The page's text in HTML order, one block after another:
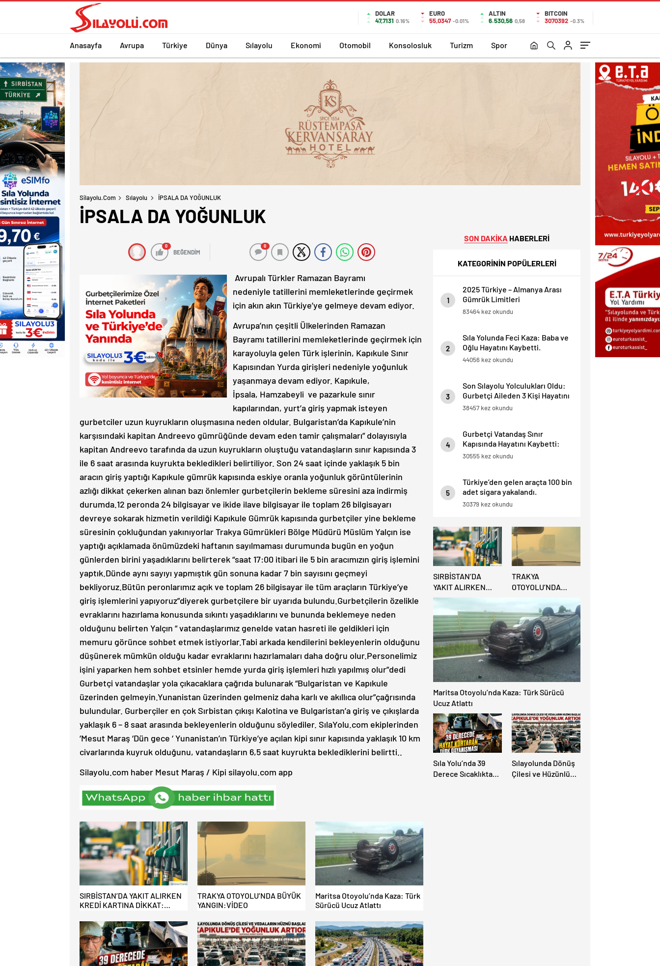
DOLAR
47,7131 0.16%
EURO
55,0347 -0.01%
ALTIN
6.530,56 0,58
BITCOIN
3070392 -0.3%
Anasayfa Avrupa Türkiye Dünya Sılayolu Ekonomi Otomobil Konsolosluk Turizm Spor
Silayolu.com Sılayolu İPSALA DA YOĞUNLUK
İPSALA DA YOĞUNLUK
0
BEĞENDİM
0
Avrupalı Türkler Ramazan Bayramı
nedeniyle tatillerini memleketlerinde geçirmek
için akın akın Türkiye’ye gelmeye devam ediyor.
Avrupa’nın çeşitli Ülkelerinden Ramazan
Bayramı tatillerini memleketlerinde geçirmek için
karayoluyla gelen Türk işlerinin, Kapıkule Sınır
Kapısından Yurda girişleri nedeniyle yoğunluk
yaşanmaya devam ediyor. Kapıkule,
İpsala, Hamzabeyli ve pazarkule sınır
kapılarından, yurt’a giriş yapmak isteyen
gurbetciler uzun kuyrukların oluşmasına neden oldular. Bulgaristan’da Kapıkule’nin
karşısındaki kapitan Andreevo gümrüğünde devam eden tamir çalışmaları” dolayısıyla
kapitan Andreevo tarafında da uzun kuyrukların oluştuğu vatandaşların sınır kapısında 3
ile 6 saat arasında kuyrukta bekledikleri belirtiliyor. Son 24 saat içinde yaklaşık 5 bin
aracın giriş yaptığı Kapıkule gümrük kapısında eskiye oranla yoğunluk görüntülerinin
azlığı dikkat çekerken alınan bazı önlemler gurbetçilerin bekleme süresini aza indirmiş
durumda.12 peronda 24 bilgisayar ve ikide ilave bilgisayar ile toplam 26 bilgisayarı
devreye sokarak hizmetin verildiği Kapıkule Gümrük kapısında gurbetçiler yine bekleme
süresinin çokluğundan yakınıyorlar Trakya Gümrükleri Bölge Müdürü Müslüm Yalçın ise
yaptığı açıklamada önümüzdeki haftanın sayılmaması durumunda bugün en yoğun
günlerden birini yaşadıklarını belirterek “saat 17:00 itibari ile 5 bin aracımızın giriş işlemini
yaptık.Dünde aynı sayıyı yapmıştık gün sonuna kadar 7 bin sayısını geçmeyi
bekliyoruz.Bütün peronlarımız açık ve toplam 26 bilgisayar ile tüm araçların Türkiye’ye
giriş işlemlerini yapıyoruz”diyerek gurbetçilere bir uyarıda bulundu.Gurbetçilerin özelikle
evraklarını hazırlama konusunda sıkıntı yaşadıklarını ve bununda beklemeye neden
olduğunu belirten Yalçın “ vatandaşlarımız genelde vatan hasreti ile geldikleri için
memuru görünce sohbet etmek istiyorlar.Tabi arkada kendilerini bekleyenlerin olduğunu
düşünerek mümkün olduğu kadar evraklarını hazırlamaları daha doğru olur.Personelimiz
işini yaparken hem sohbet etsinler hemde yurda giriş işlemleri hızlı yapılmış olur”dedi
Gurbetçi vatandaşlar yola çıkacaklara çağrıda bulunarak “Bulgaristan ve Kapıkule
üzerinden gelmeyin.Yunanistan üzerinden gelmeniz daha karlı ve akıllıca olur”çağrısında
bulundular. Gurberçiler en çok Sırbistan çıkışı Kalotina ve Bulgaristan’a giriş ve çıkışlarda
yaklaşık 6 – 8 saat arasında bekleyenlerin olduğunu söylediler. SılaYolu.com ekiplerinden
‘Mesut Maraş ‘Dün gece ‘ Yunanistan’ın Türkiye’ye açılan kipi sınır kapısında yaklaşık 10 km
civarlarında kuyruk olduğunu, vatandaşların 6,5 saat kuyrukta beklediklerini belirtti..
Silayolu.com haber Mesut Maraş / Kipi silayolu.com app
SIRBİSTAN’DA YAKIT ALIRKEN
KREDİ KARTINA DİKKAT:
TRAKYA OTOYOLU’NDA BÜYÜK
YANGIN:VİDEO
Maritsa Otoyolu’nda Kaza: Türk
Sürücü Ucuz Atlattı
SON DAKİKA HABERLERİ
KATEGORİNİN POPÜLERLERİ
1
2025 Türkiye – Almanya Arası
Gümrük Limitleri
83464 kez okundu
2
Sıla Yolunda Feci Kaza: Baba ve
Oğlu Hayatını Kaybetti.
44056 kez okundu
3
Son Sılayolu Yolculukları Oldu:
Gurbetçi Aileden 3 Kişi Hayatını
Kaybetti.
38457 kez okundu
4
Gurbetçi Vatandaş Sınır
Kapısında Hayatını Kaybetti:
“İnsan Hayatı Bu Kadar Ucuz
30555 kez okundu
5
Türkiye’den gelen araçta 100 bin
adet sigara yakalandı.
30379 kez okundu
SIRBİSTAN’DA
YAKIT ALIRKEN
KREDİ KARTINA
DİKKAT: MAĞDUR
OLMAYIN!
TRAKYA
OTOYOLU’NDA
YANGIN:VİDEO
Maritsa Otoyolu’nda Kaza: Türk Sürücü
Ucuz Atlattı
Sıla Yolu’nda 39
Derece Sıcaklıkta
Sılayolunda Dönüş
Çilesi ve Hüzünlü